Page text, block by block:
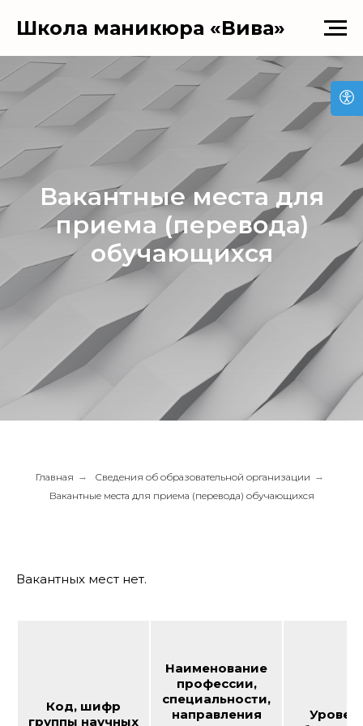
Школа маникюра «Вива»
Вакантные места для
приема (перевода)
обучающихся
Главная → Сведения об образовательной организации →
Вакантные места для приема (перевода) обучающихся
Вакантных мест нет.
Код, шифр
группы научных
Наименование
профессии,
специальности,
направления